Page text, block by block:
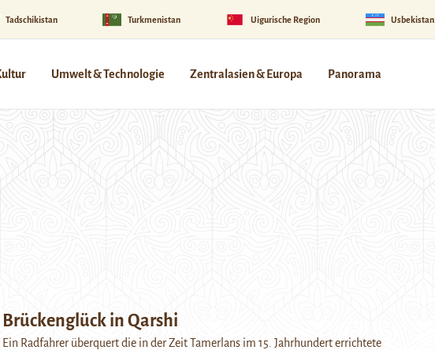
Tadschikistan Turkmenistan Uigurische Region Usbekistan
Umwelt & Technologie Zentralasien & Europa Panorama
Brückenglück in Qarshi
Ein Radfahrer überquert die in der Zeit Tamerlans im 15. Jahrhundert errichtete